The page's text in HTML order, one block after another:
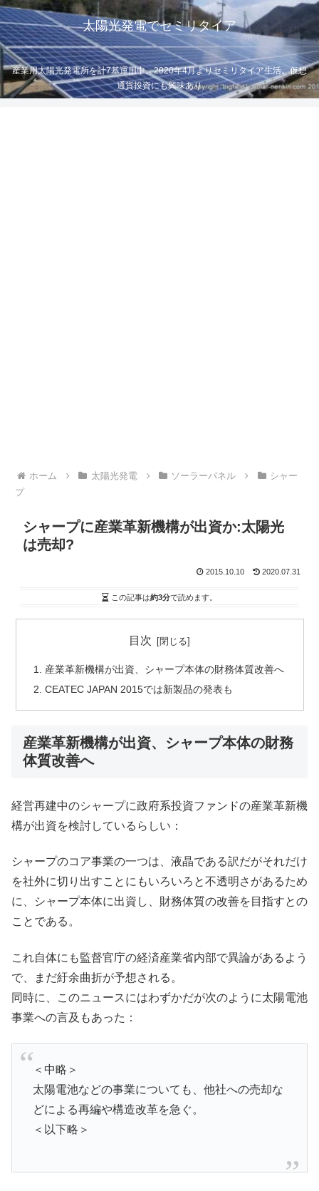
太陽光発電でセミリタイア
産業用太陽光発電所を計7基運用中。2020年4月よりセミリタイア生活。仮想
通貨投資にも興味あり
ホーム 太陽光発電 ソーラーパネル
シャー
プ
シャープに産業革新機構が出資か:太陽光
は売却?
2015.10.10 2020.07.31
この記事は約3分で読めます。
目次
産業革新機構が出資、シャープ本体の財務体質改善へ
CEATEC JAPAN 2015では新製品の発表も
産業革新機構が出資、シャープ本体の財務
体質改善へ
経営再建中のシャープに政府系投資ファンドの産業革新機
構が出資を検討しているらしい：
シャープのコア事業の一つは、液晶である訳だがそれだけ
を社外に切り出すことにもいろいろと不透明さがあるため
に、シャープ本体に出資し、財務体質の改善を目指すとの
ことである。
これ自体にも監督官庁の経済産業省内部で異論があるよう
で、まだ紆余曲折が予想される。
同時に、このニュースにはわずかだが次のように太陽電池
事業への言及もあった：
＜中略＞
太陽電池などの事業についても、他社への売却な
どによる再編や構造改革を急ぐ。
＜以下略＞